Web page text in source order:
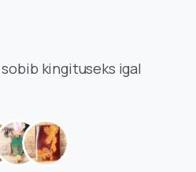
kingituseks igal